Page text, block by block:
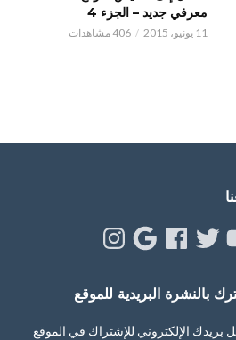
معرفي جديد – الجزء 4
11 يونيو، 2015 406 مشاهدات
Twitter
Facebook
Google
Instagram
بالنشرة البريدية للموقع
بريدك الإلكتروني للإشتراك في الموقع